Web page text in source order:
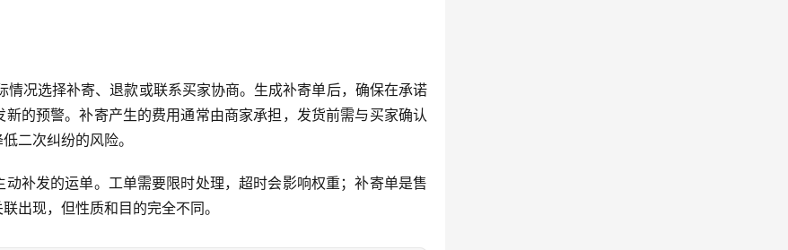
况选择补寄、退款或联系买家协商。生成补寄单后，确保在承诺
的预警。补寄产生的费用通常由商家承担，发货前需与买家确认
二次纠纷的风险。
补发的运单。工单需要限时处理，超时会影响权重；补寄单是售
出现，但性质和目的完全不同。